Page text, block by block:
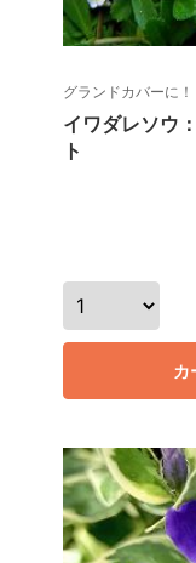
グランドカバーに！
イワダレソウ
ト
カ